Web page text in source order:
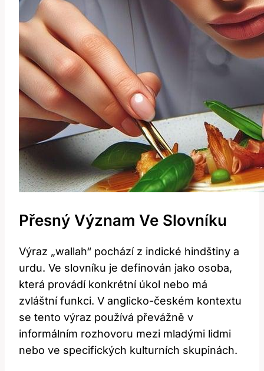
Přesný Význam Ve Slovníku
Výraz „wallah“ pochází z indické hindštiny a
urdu. Ve slovníku je definován jako osoba,
která provádí konkrétní úkol nebo má
zvláštní funkci. V anglicko-českém kontextu
se tento výraz používá převážně v
informálním rozhovoru mezi mladými lidmi
nebo ve specifických kulturních skupinách.